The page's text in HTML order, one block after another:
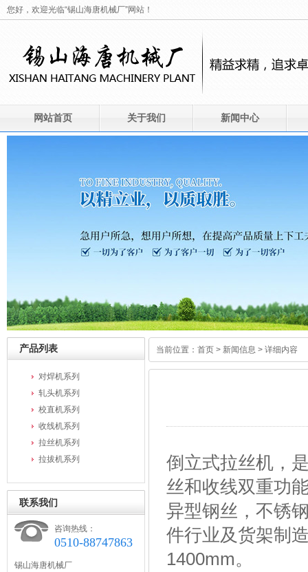
您好，欢迎光临“锡山海唐机械厂”网站！
网站首页 关于我们 新闻中心
产品列表
对焊机系列
轧头机系列
校直机系列
收线机系列
拉丝机系列
拉拔机系列
联系我们
咨询热线：
0510-88747863
锡山海唐机械厂
当前位置： 首页 > 新闻信息 > 详细内容
倒立式拉丝机，
丝和收线双重功
异型钢丝，不锈
件行业及货架制
1400mm。